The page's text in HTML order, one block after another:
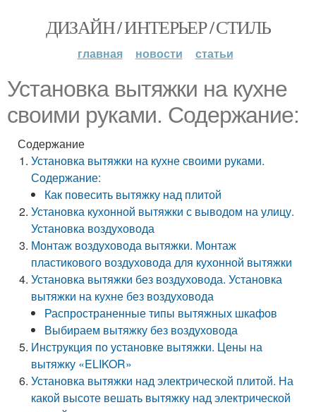
ДИЗАЙН / ИНТЕРЬЕР / СТИЛЬ
главная новости статьи
Установка вытяжки на кухне
своими руками. Содержание:
Содержание
Установка вытяжки на кухне своими руками.
Содержание:
Как повесить вытяжку над плитой
Установка кухонной вытяжки с выводом на улицу.
Установка воздуховода
Монтаж воздуховода вытяжки. Монтаж
пластикового воздуховода для кухонной вытяжки
Установка вытяжки без воздуховода. Установка
вытяжки на кухне без воздуховода
Распространенные типы вытяжных шкафов
Выбираем вытяжку без воздуховода
Инструкция по установке вытяжки. Цены на
вытяжку «ELIKOR»
Установка вытяжки над электрической плитой. На
какой высоте вешать вытяжку над электрической